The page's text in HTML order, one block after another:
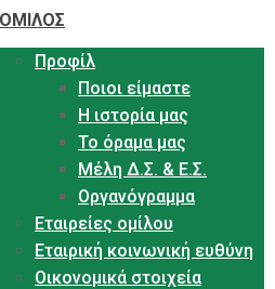
ΟΜΙΛΟΣ
Προφίλ
Ποιοι είμαστε
Η ιστορία μας
Το όραμα μας
Μέλη Δ.Σ. & Ε.Σ.
Οργανόγραμμα
Εταιρείες ομίλου
Εταιρική κοινωνική ευθύνη
Οικονομικά στοιχεία